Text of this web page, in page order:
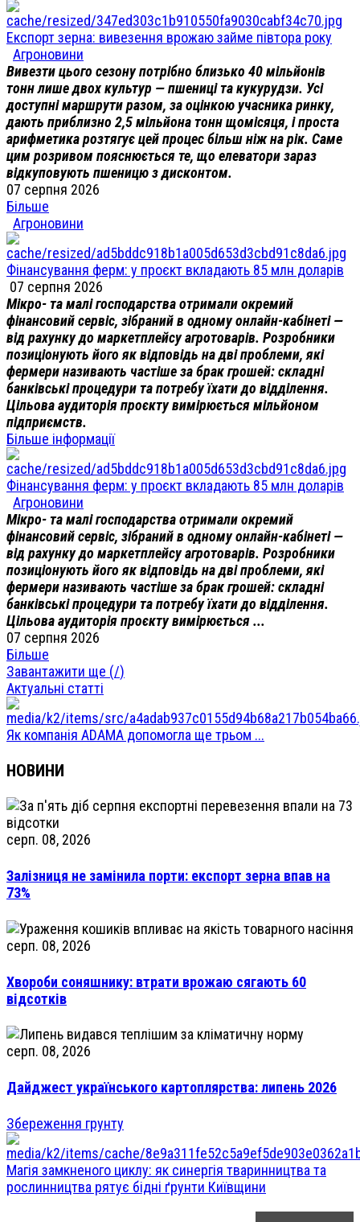
Експорт зерна: вивезення врожаю займе півтора року
Агроновини
Вивезти цього сезону потрібно близько 40 мільйонів
тонн лише двох культур — пшениці та кукурудзи. Усі
доступні маршрути разом, за оцінкою учасника ринку,
дають приблизно 2,5 мільйона тонн щомісяця, і проста
арифметика розтягує цей процес більш ніж на рік. Саме
цим розривом пояснюється те, що елеватори зараз
відкуповують пшеницю з дисконтом.
07 серпня 2026
Більше
Агроновини
Фінансування ферм: у проєкт вкладають 85 млн доларів
07 серпня 2026
Мікро- та малі господарства отримали окремий
фінансовий сервіс, зібраний в одному онлайн-кабінеті —
від рахунку до маркетплейсу агротоварів. Розробники
позиціонують його як відповідь на дві проблеми, які
фермери називають частіше за брак грошей: складні
банківські процедури та потребу їхати до відділення.
Цільова аудиторія проєкту вимірюється мільйоном
підприємств.
Більше інформації
Фінансування ферм: у проєкт вкладають 85 млн доларів
Агроновини
Мікро- та малі господарства отримали окремий
фінансовий сервіс, зібраний в одному онлайн-кабінеті —
від рахунку до маркетплейсу агротоварів. Розробники
позиціонують його як відповідь на дві проблеми, які
фермери називають частіше за брак грошей: складні
банківські процедури та потребу їхати до відділення.
Цільова аудиторія проєкту вимірюється ...
07 серпня 2026
Більше
Завантажити ще (/)
Актуальні статті
Як компанія ADAMA допомогла ще трьом ...
НОВИНИ
серп. 08, 2026
Залізниця не замінила порти: експорт зерна впав на
73%
серп. 08, 2026
Хвороби соняшнику: втрати врожаю сягають 60
відсотків
серп. 08, 2026
Дайджест українського картоплярства: липень 2026
Збереження грунту
Магія замкненого циклу: як синергія тваринництва та
рослинництва рятує бідні ґрунти Київщини